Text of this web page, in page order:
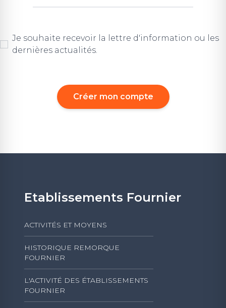
Je souhaite recevoir la lettre d'information ou les
dernières actualités.
Créer mon compte
Etablissements Fournier
ACTIVITÉS ET MOYENS
HISTORIQUE REMORQUE
FOURNIER
L'ACTIVITÉ DES ÉTABLISSEMENTS
FOURNIER